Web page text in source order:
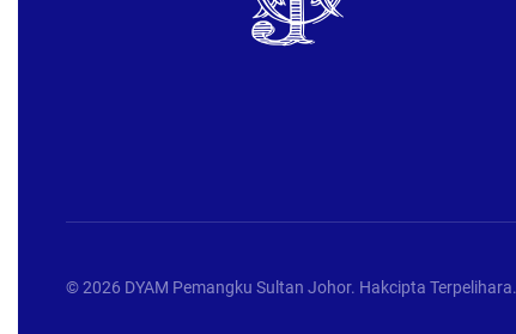
©2026 DYAM Pemangku Sultan Johor. Hakcipta Terpelihara.